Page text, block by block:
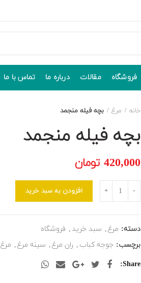
فروشگاه مقالات درباره ما تماس با ما
خانه مرغ بچه فیله منجمد
بچه فیله منجمد
420,000 تومان
افزودن به سبد خرید
دسته: مرغ, سبد خرید , فروشگاه
برچسب: جوجه کباب , ران مرغ, سینه مرغ, مرغ
Share